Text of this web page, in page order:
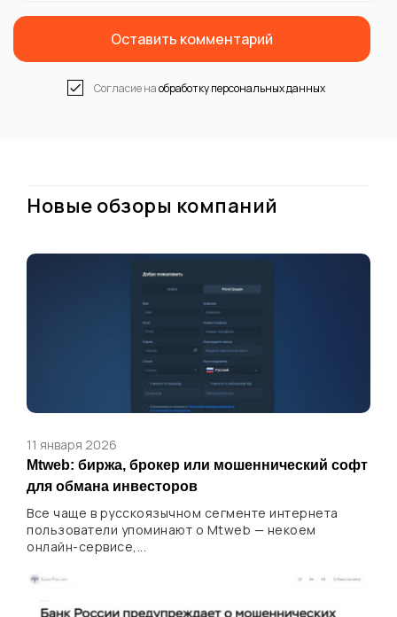
Оставить комментарий
Согласие наобработку персональных данных
Новые обзоры компаний
11 января 2026
Mtweb: биржа, брокер или мошеннический софт
для обмана инвесторов
Все чаще в русскоязычном сегменте интернета
пользователи упоминают о Mtweb — некоем
онлайн-сервисе,...